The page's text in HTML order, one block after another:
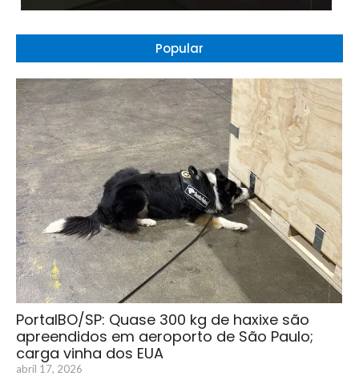
Popular
PortalBO/SP: Quase 300 kg de haxixe são
apreendidos em aeroporto de São Paulo;
carga vinha dos EUA
abril 17, 2026